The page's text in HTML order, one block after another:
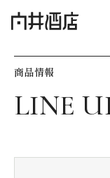
商品情報